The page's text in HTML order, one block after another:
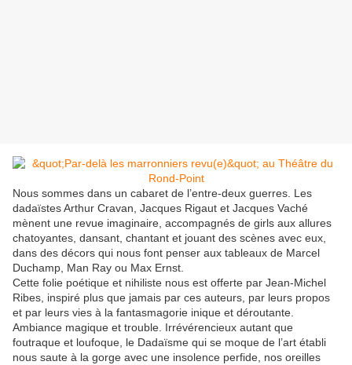
Nous sommes dans un cabaret de l’entre-deux guerres. Les
dadaïstes Arthur Cravan, Jacques Rigaut et Jacques Vaché
mènent une revue imaginaire, accompagnés de girls aux allures
chatoyantes, dansant, chantant et jouant des scènes avec eux,
dans des décors qui nous font penser aux tableaux de Marcel
Duchamp, Man Ray ou Max Ernst.
Cette folie poétique et nihiliste nous est offerte par Jean-Michel
Ribes, inspiré plus que jamais par ces auteurs, par leurs propos
et par leurs vies à la fantasmagorie inique et déroutante.
Ambiance magique et trouble. Irrévérencieux autant que
foutraque et loufoque, le Dadaïsme qui se moque de l’art établi
nous saute à la gorge avec une insolence perfide, nos oreilles